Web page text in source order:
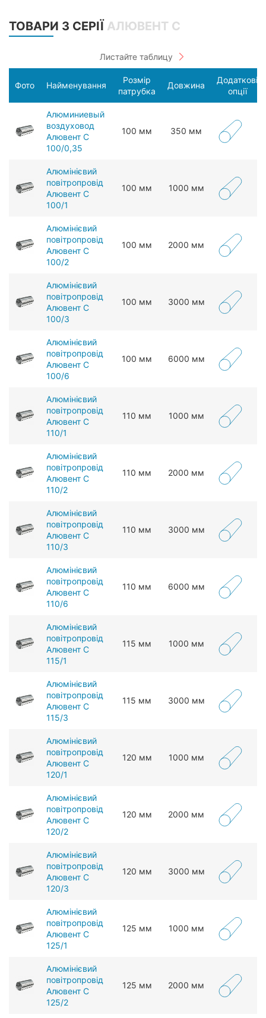
ТОВАРИ З СЕРІЇ АЛЮВЕНТ С
Фото Найменування
Розмір
патрубка
Довжина
Додаткові
опції
Алюминиевый
воздуховод
Алювент С
100/0,35
100 мм 350 мм
Алюмінієвий
повітропровід
Алювент С
100/1
100 мм 1000 мм
Алюмінієвий
повітропровід
Алювент С
100/2
100 мм 2000 мм
Алюмінієвий
повітропровід
Алювент С
100/3
100 мм 3000 мм
Алюмінієвий
повітропровід
Алювент С
100/6
100 мм 6000 мм
Алюмінієвий
повітропровід
Алювент С
110/1
110 мм 1000 мм
Алюмінієвий
повітропровід
Алювент С
110/2
110 мм 2000 мм
Алюмінієвий
повітропровід
Алювент С
110/3
110 мм 3000 мм
Алюмінієвий
повітропровід
Алювент С
110/6
110 мм 6000 мм
Алюмінієвий
повітропровід
Алювент С
115/1
115 мм 1000 мм
Алюмінієвий
повітропровід
Алювент С
115/3
115 мм 3000 мм
Алюмінієвий
повітропровід
Алювент С
120/1
120 мм 1000 мм
Алюмінієвий
повітропровід
Алювент С
120/2
120 мм 2000 мм
Алюмінієвий
повітропровід
Алювент С
120/3
120 мм 3000 мм
Алюмінієвий
повітропровід
Алювент С
125/1
125 мм 1000 мм
Алюмінієвий
повітропровід
Алювент С
125/2
125 мм 2000 мм